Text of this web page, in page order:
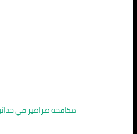
مكافحة صراصير في